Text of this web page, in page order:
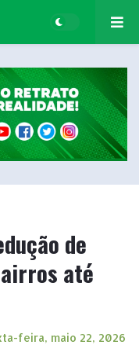
de
até
feira, maio 22, 2026